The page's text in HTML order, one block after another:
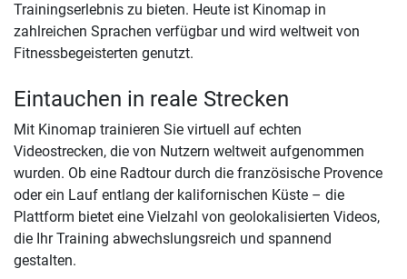
Trainingserlebnis zu bieten. Heute ist Kinomap in
zahlreichen Sprachen verfügbar und wird weltweit von
Fitnessbegeisterten genutzt.
Eintauchen in reale Strecken
Mit Kinomap trainieren Sie virtuell auf echten
Videostrecken, die von Nutzern weltweit aufgenommen
wurden. Ob eine Radtour durch die französische Provence
oder ein Lauf entlang der kalifornischen Küste – die
Plattform bietet eine Vielzahl von geolokalisierten Videos,
die Ihr Training abwechslungsreich und spannend
gestalten.